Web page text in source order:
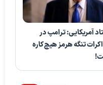
آمریکایی: ترامپ در
تنگه هرمز هیچ‌کاره